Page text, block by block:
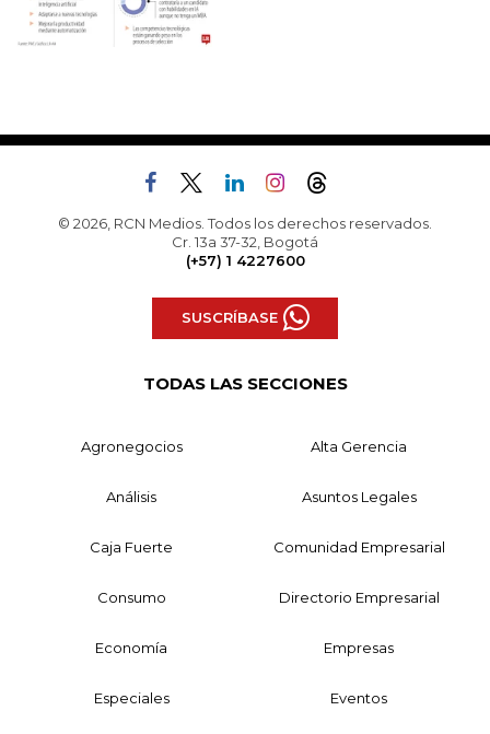
© 2026, RCN Medios. Todos los derechos reservados.
Cr. 13a 37-32, Bogotá
(+57) 1 4227600
SUSCRÍBASE
TODAS LAS SECCIONES
Agronegocios Alta Gerencia
Análisis Asuntos Legales
Caja Fuerte Comunidad Empresarial
Consumo Directorio Empresarial
Economía Empresas
Especiales Eventos